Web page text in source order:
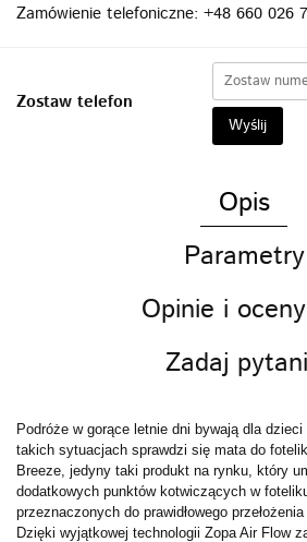
Zamówienie telefoniczne: +48 660 026
Zostaw telefon
Wyślij
Opis
Parametry
Opinie i
Zadaj
Podróże w gorące letnie dni bywają dla
takich sytuacjach sprawdzi się mata do
Breeze, jedyny taki produkt na rynku, który
dodatkowych punktów kotwiczących w
przeznaczonych do prawidłowego
Dzięki wyjątkowej technologii Zopa Air Flow